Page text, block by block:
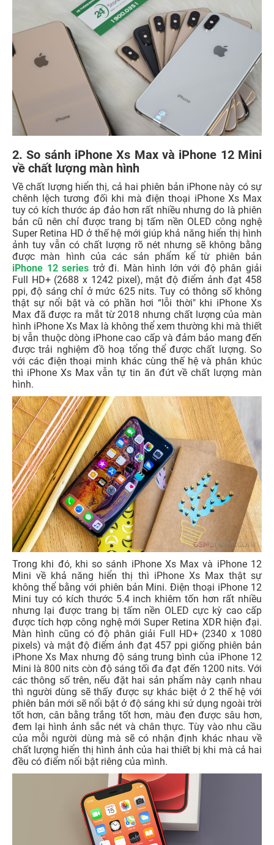
2. So sánh iPhone Xs Max và iPhone 12 Mini
về chất lượng màn hình
Về chất lượng hiển thị, cả hai phiên bản iPhone này có sự
chênh lệch tương đối khi mà điện thoại iPhone Xs Max
tuy có kích thước áp đảo hơn rất nhiều nhưng do là phiên
bản cũ nên chỉ được trang bị tấm nền OLED công nghệ
Super Retina HD ở thế hệ mới giúp khả năng hiển thị hình
ảnh tuy vẫn có chất lượng rõ nét nhưng sẽ không bằng
được màn hình của các sản phẩm kể từ phiên bản
iPhone 12 series trở đi. Màn hình lớn với độ phân giải
Full HD+ (2688 x 1242 pixel), mật độ điểm ảnh đạt 458
ppi, độ sáng chỉ ở mức 625 nits. Tuy có thông số không
thật sự nổi bật và có phần hơi “lỗi thời" khi iPhone Xs
Max đã được ra mắt từ 2018 nhưng chất lượng của màn
hình iPhone Xs Max là không thể xem thường khi mà thiết
bị vẫn thuộc dòng iPhone cao cấp và đảm bảo mang đến
được trải nghiệm đồ hoạ tổng thể được chất lượng. So
với các điện thoại minh khác cùng thế hệ và phân khúc
thì iPhone Xs Max vẫn tự tin ăn đứt về chất lượng màn
hình.
Trong khi đó, khi so sánh iPhone Xs Max và iPhone 12
Mini về khả năng hiển thị thì iPhone Xs Max thật sự
không thể bằng với phiên bản Mini. Điện thoại iPhone 12
Mini tuy có kích thước 5.4 inch khiêm tốn hơn rất nhiều
nhưng lại được trang bị tấm nền OLED cực kỳ cao cấp
được tích hợp công nghệ mới Super Retina XDR hiện đại.
Màn hình cũng có độ phân giải Full HD+ (2340 x 1080
pixels) và mật độ điểm ảnh đạt 457 ppi giống phiên bản
iPhone Xs Max nhưng độ sáng trung bình của iPhone 12
Mini là 800 nits còn độ sáng tối đa đạt đến 1200 nits. Với
các thông số trên, nếu đặt hai sản phẩm này cạnh nhau
thì người dùng sẽ thấy được sự khác biệt ở 2 thế hệ với
phiên bản mới sẽ nổi bật ở độ sáng khi sử dụng ngoài trời
tốt hơn, cân bằng trắng tốt hơn, màu đen được sâu hơn,
đem lại hình ảnh sắc nét và chân thực. Tùy vào nhu cầu
của mỗi người dùng mà sẽ có nhận định khác nhau về
chất lượng hiển thị hình ảnh của hai thiết bị khi mà cả hai
đều có điểm nổi bật riêng của mình.